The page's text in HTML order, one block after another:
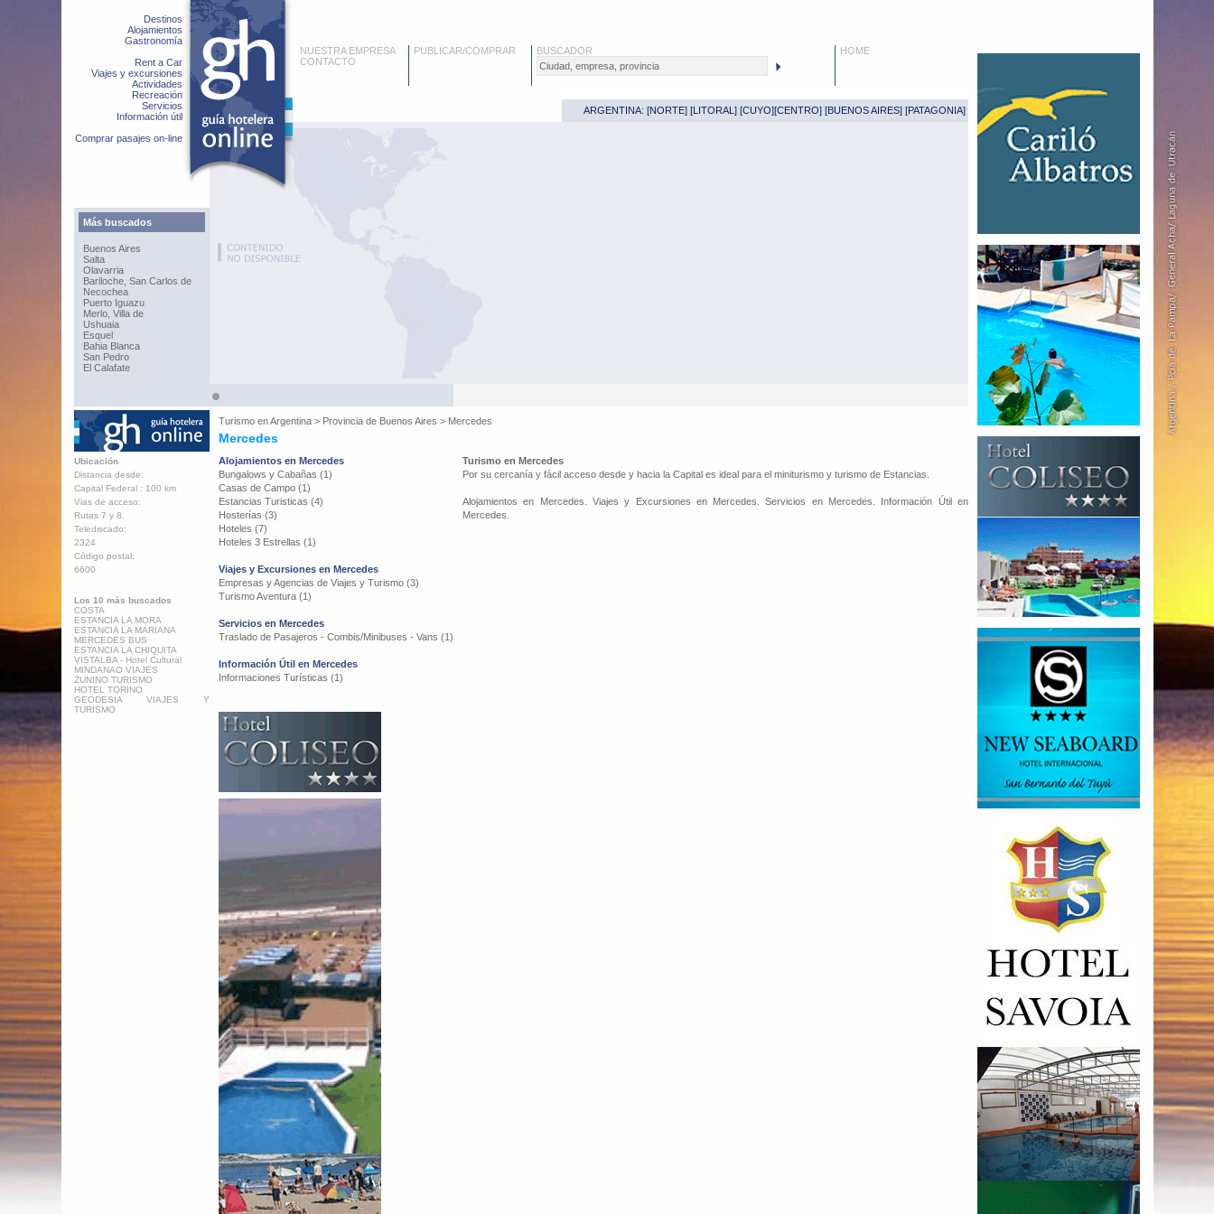
Destinos
Alojamientos
Gastronomía
Rent a Car
Viajes y excursiones
Actividades
Recreación
Servicios
Información útil
Comprar pasajes on-line
Más buscados
Buenos Aires
Salta
Olavarria
Bariloche, San Carlos de
Necochea
Puerto Iguazu
Merlo, Villa de
Ushuaia
Esquel
Bahia Blanca
San Pedro
El Calafate
NUESTRA EMPRESA
CONTACTO
PUBLICAR/COMPRAR BUSCADOR HOME
ARGENTINA: [NORTE] [LITORAL ] [CUYO][CENTRO] [BUENOS AIRES] [PATAGONIA]
Turismo enArgentina > Provincia de Buenos Aires > Mercedes
Mercedes
Ubicación
Distancia desde:
Capital Federal : 100 km
Vias de acceso:
Rutas 7 y 8.
Telediscado:
2324
Código postal:
6600
Los 10 más buscados
COSTA
ESTANCIA LA MORA
ESTANCIA LA MARIANA
MERCEDES BUS
ESTANCIA LA CHIQUITA
VISTALBA - Hotel Cultural
MINDANAO VIAJES
ZUNINO TURISMO
HOTEL TORINO
GEODESIA VIAJES Y
TURISMO
Alojamientos en Mercedes
Bungalows y Cabañas (1)
Casas de Campo (1)
Estancias Turisticas (4)
Hosterías (3)
Hoteles (7)
Hoteles 3 Estrellas (1)
Viajes y Excursiones en Mercedes
Empresas y Agencias de Viajes y Turismo (3)
Turismo Aventura (1)
Servicios en Mercedes
Traslado de Pasajeros - Combis/Minibuses - Vans (1)
Información Útil en Mercedes
Informaciones Turísticas (1)
Turismo en Mercedes
Por su cercanía y fácil acceso desde y hacia la Capital es ideal para el miniturismo y turismo de Estancias.
Alojamientos en Mercedes. Viajes y Excursiones en Mercedes. Servicios en Mercedes. Información Útil en
Mercedes.